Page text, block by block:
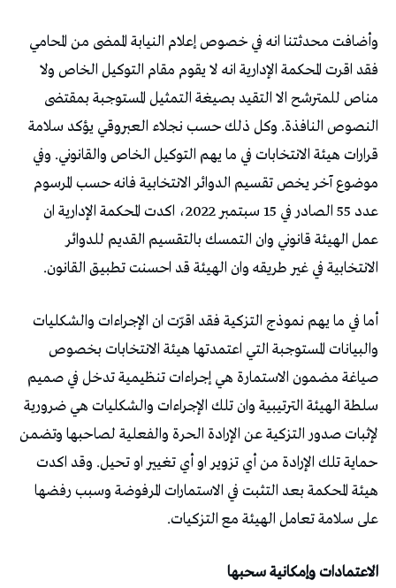
وأضافت محدثتنا انه في خصوص إعلام النيابة الممضى من المحامي
فقد اقرت المحكمة الإدارية انه لا يقوم مقام التوكيل الخاص ولا
مناص للمترشح الا التقيد بصيغة التمثيل المستوجبة بمقتضى
النصوص النافذة. وكل ذلك حسب نجلاء العبروقي يؤكد سلامة
قرارات هيئة الانتخابات في ما يهم التوكيل الخاص والقانوني. وفي
موضوع آخر يخص تقسيم الدوائر الانتخابية فانه حسب المرسوم
عدد 55 الصادر في 15 سبتمبر 2022، اكدت المحكمة الإدارية ان
عمل الهيئة قانوني وان التمسك بالتقسيم القديم للدوائر
الانتخابية في غير طريقه وان الهيئة قد احسنت تطبيق القانون.
أما في ما يهم نموذج التزكية فقد اقرّت ان الإجراءات والشكليات
والبيانات المستوجبة التي اعتمدتها هيئة الانتخابات بخصوص
صياغة مضمون الاستمارة هي إجراءات تنظيمية تدخل في صميم
سلطة الهيئة الترتيبية وان تلك الإجراءات والشكليات هي ضرورية
لإثبات صدور التزكية عن الإرادة الحرة والفعلية لصاحبها وتضمن
حماية تلك الإرادة من أي تزوير او أي تغيير او تحيل. وقد اكدت
هيئة المحكمة بعد التثبت في الاستمارات المرفوضة وسبب رفضها
على سلامة تعامل الهيئة مع التزكيات.
الاعتمادات وإمكانية سحبها